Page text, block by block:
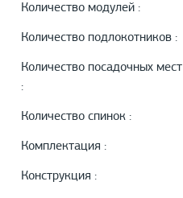
Количество модулей :
Количество подлокотников :
Количество посадочных мест
:
Количество спинок :
Комплектация :
Конструкция :